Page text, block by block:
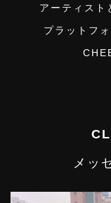
アーティスト
プラットフ
メッ